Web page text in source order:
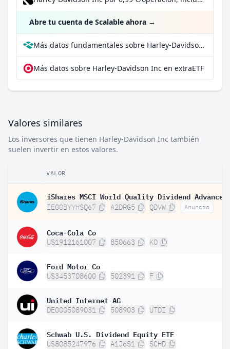
Abre tu cuenta de Scalable ahora →
Más datos fundamentales sobre Harley-Davidson Inc en Parqet
Más datos sobre Harley-Davidson Inc en extraETF
Valores similares
Los inversores que tienen Harley-Davidson Inc también
suelen invertir en estos valores.
VALOR
IE00BYYHSQ67 A2DRG5 QDVW Anuncio
Coca-Cola Co
US1912161007 850663 KO
Ford Motor Co
US3453708600 502391 F
United Internet AG
DE0005089031 508903 UTDI
Schwab U.S. Dividend Equity ETF
US8085247976 A1J6S1 SCHD